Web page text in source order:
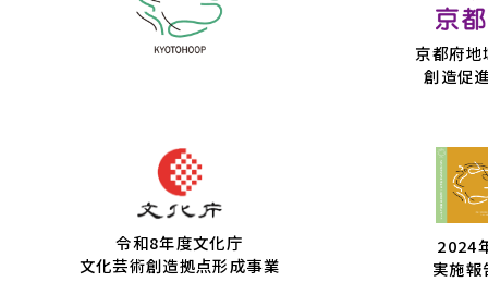
京都府地
創造促
令和8年度文化庁
文化芸術創造拠点形成事業
2024
実施報